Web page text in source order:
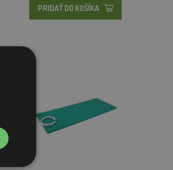
PRIDAŤ DO KOŠÍKA